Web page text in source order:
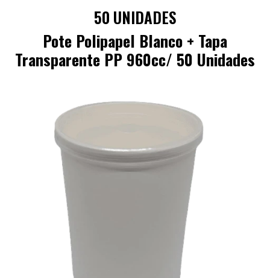
50 UNIDADES
Pote Polipapel Blanco + Tapa
Transparente PP 960cc/ 50 Unidades